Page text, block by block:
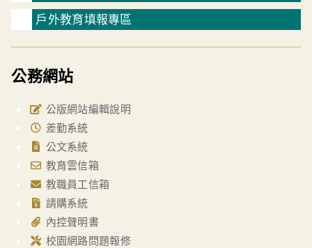
戶外教育填報專區
公務網站
公版網站編輯說明
差勤系統
公文系統
教育雲信箱
教職員工信箱
請購系統
內控聲明書
校園網路問題報修